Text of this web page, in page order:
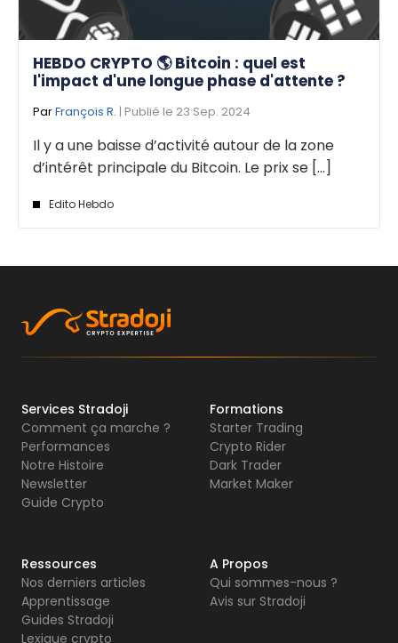
HEBDO CRYPTO 🌎 Bitcoin : quel est
l'impact d'une longue phase d'attente ?
ParFrançois R. | Publié le 23 Sep. 2024
Il y a une baisse d’activité autour de la zone
d’intérêt principale du Bitcoin. Le prix se [...]
Edito Hebdo
Services Stradoji
Comment ça marche ?
Performances
Notre Histoire
Newsletter
Guide Crypto
Formations
Starter Trading
Crypto Rider
Dark Trader
Market Maker
Ressources
Nos derniers articles
Apprentissage
Guides Stradoji
Lexique crypto
A Propos
Qui sommes-nous ?
Avis sur Stradoji